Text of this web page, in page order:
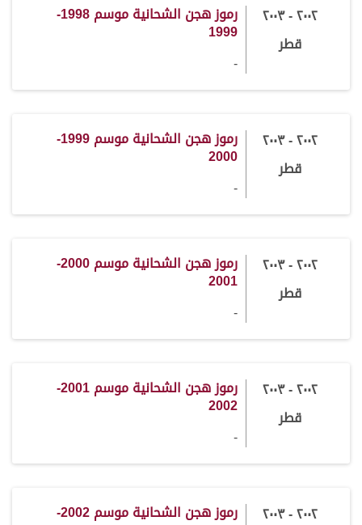
٢٠٠٢ - ٢٠٠٣
قطر
رموز هجن الشحانية موسم 1998-
1999
-
٢٠٠٢ - ٢٠٠٣
قطر
رموز هجن الشحانية موسم 1999-
2000
-
٢٠٠٢ - ٢٠٠٣
قطر
رموز هجن الشحانية موسم 2000-
2001
-
٢٠٠٢ - ٢٠٠٣
قطر
رموز هجن الشحانية موسم 2001-
2002
-
٢٠٠٢ - ٢٠٠٣ رموز هجن الشحانية موسم 2002-